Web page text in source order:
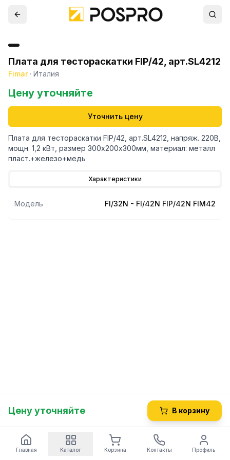
Плата для тестораскатки FIP/42, арт.SL4212
Fimar· Италия
Цену уточняйте
Уточнить цену
Плата для тестораскатки FIP/42, арт.SL4212, напряж. 220В,
мощн. 1,2 кВт, размер 300х200х300мм, материал: металл
пласт.+железо+медь
Характеристики
Модель FI/32N - FI/42N FIP/42N FIM42
Цену уточняйте В корзину
Главная Каталог Корзина Контакты Профиль